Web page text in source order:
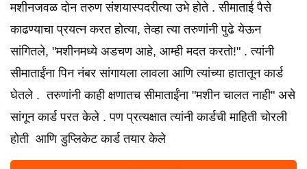
मशीनजवळ दोन तरुण संशयास्पदरीत्या उभे होते . सीमाताई पैसे
काढण्याचा प्रयत्न करत होत्या, तेव्हा त्या तरुणांनी पुढे येऊन
सांगितले, "मशीनमध्ये अडचण आहे, आम्ही मदत करतो!" . त्यांनी
सीमाताईंना पिन नंबर सांगायला लावला आणि त्यांच्या हातातून कार्ड
घेतले . तरुणांनी काही क्षणातच सीमाताईंना "मशीन चालत नाही" असे
सांगून कार्ड परत केले . पण प्रत्यक्षात त्यांनी कार्डची माहिती चोरली
होती ️ आणि डुप्लिकेट कार्ड तयार केले